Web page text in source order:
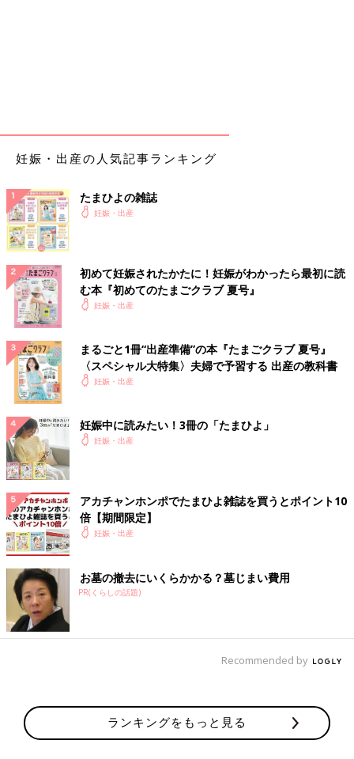
妊娠・出産の人気記事ランキング
たまひよの雑誌
妊娠・出産
初めて妊娠されたかたに！妊娠がわかったら最初に読
む本『初めてのたまごクラブ 夏号』
妊娠・出産
まるごと1冊“出産準備”の本『たまごクラブ 夏号』
〈スペシャル大特集〉夫婦で予習する 出産の教科書
妊娠・出産
妊娠中に読みたい！3冊の「たまひよ」
妊娠・出産
アカチャンホンポでたまひよ雑誌を買うとポイント10
倍【期間限定】
妊娠・出産
お墓の撤去にいくらかかる？墓じまい費用
PR(くらしの話題)
Recommended by
ランキングをもっと見る